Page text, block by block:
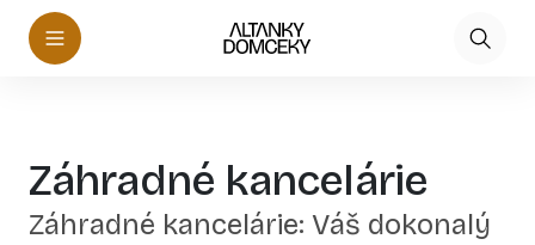
Záhradné kancelárie
Záhradné kancelárie: Váš dokonalý